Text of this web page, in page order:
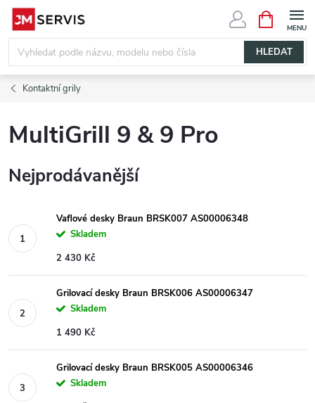
Přejít
obsah
HLEDAT
NÁKUPNÍ
KOŠÍK
Kontaktní grily
MultiGrill 9 & 9 Pro
Nejprodávanější
Vaflové desky Braun BRSK007 AS00006348
Skladem
2 430 Kč
Grilovací desky Braun BRSK006 AS00006347
Skladem
1 490 Kč
Grilovací desky Braun BRSK005 AS00006346
Skladem